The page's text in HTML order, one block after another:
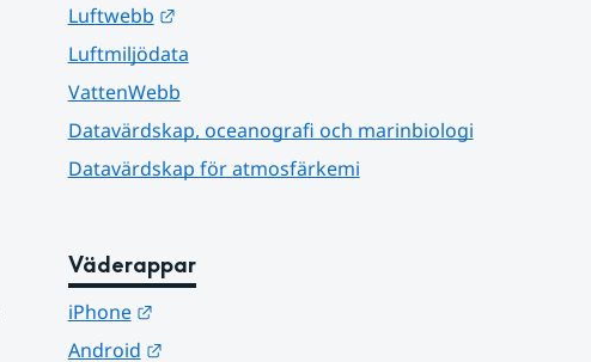
Luftwebb
Länk till annan webbplats.
Luftmiljödata
VattenWebb
Datavärdskap, oceanografi och marinbiologi
Datavärdskap för atmosfärkemi
Väderappar
iPhone
Länk till annan webbplats.
Android
Länk till annan webbplats.